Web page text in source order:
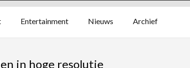
Entertainment Nieuws Archief
in hoge resolutie